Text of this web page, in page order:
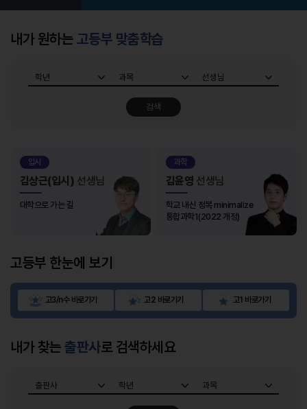
내가 원하는 고등부 맞춤학습
검색
입시
김상근(입시) 선생님
대학으로 가는 길
과학
김윤영 선생님
학교 내신 정복 minimalize
통합과학1(2022 개정)
고등부 한눈에 보기
고3/n수 바로가기 고2 바로가기 고1 바로가기
내가 찾는 출판사로 검색하세요